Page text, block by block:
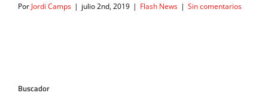
Por Jordi Camps | julio 2nd, 2019 | Flash News | Sin comentarios
Buscador